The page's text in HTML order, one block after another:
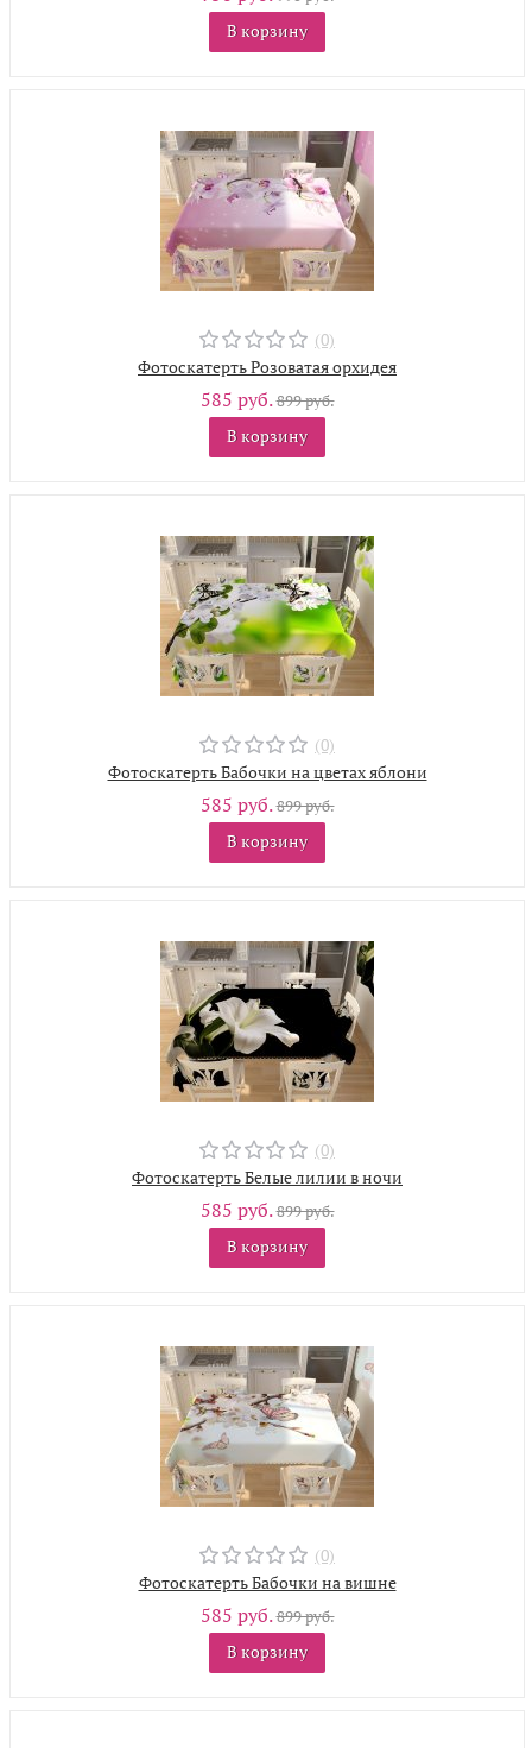
В корзину
(0)
Фотоскатерть Розоватая орхидея
585 руб.899 руб.
В корзину
(0)
Фотоскатерть Бабочки на цветах яблони
585 руб.899 руб.
В корзину
(0)
Фотоскатерть Белые лилии в ночи
585 руб.899 руб.
В корзину
(0)
Фотоскатерть Бабочки на вишне
585 руб.899 руб.
В корзину